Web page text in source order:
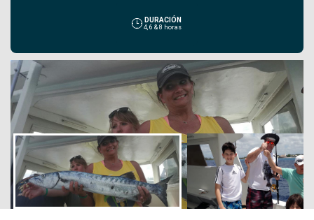
DURACIÓN
4, 6 & 8 horas